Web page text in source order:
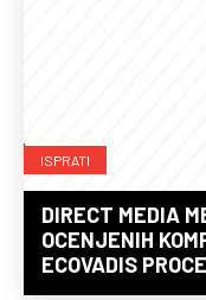
ISPRATI
DIRECT MEDIA
OCENJENIH
ECOVADIS